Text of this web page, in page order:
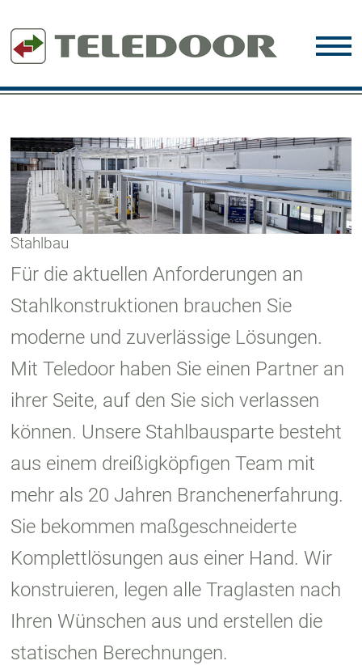
Stahlbau
Für die aktuellen Anforderungen an
Stahlkonstruktionen brauchen Sie
moderne und zuverlässige Lösungen.
Mit Teledoor haben Sie einen Partner an
ihrer Seite, auf den Sie sich verlassen
können. Unsere Stahlbausparte besteht
aus einem dreißigköpfigen Team mit
mehr als 20 Jahren Branchenerfahrung.
Sie bekommen maßgeschneiderte
Komplettlösungen aus einer Hand. Wir
konstruieren, legen alle Traglasten nach
Ihren Wünschen aus und erstellen die
statischen Berechnungen.